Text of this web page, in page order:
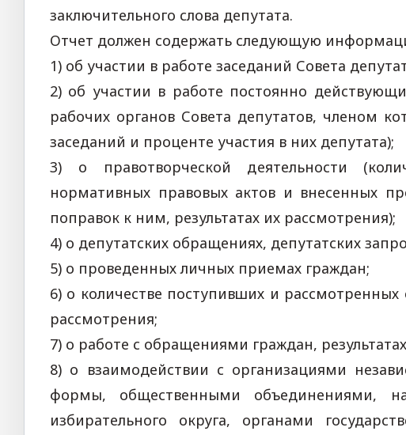
заключительного слова депутата.
Отчет должен содержать следующую
1) об участии в работе заседаний Совета
2) об участии в работе постоянно
рабочих органов Совета депутатов, членом
заседаний и проценте участия в них депутата);
3) о правотворческой деятельности
нормативных правовых актов и внесенных
поправок к ним, результатах их рассмотрения);
4) о депутатских обращениях, депутатских
5) о проведенных личных приемах граждан;
6) о количестве поступивших и
рассмотрения;
7) о работе с обращениями граждан,
8) о взаимодействии с организациями
формы, общественными объединениями,
избирательного округа, органами